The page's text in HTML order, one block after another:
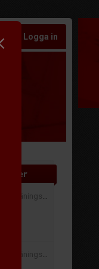
Logga in
| Träningsmatcher
| Träningsmatcher